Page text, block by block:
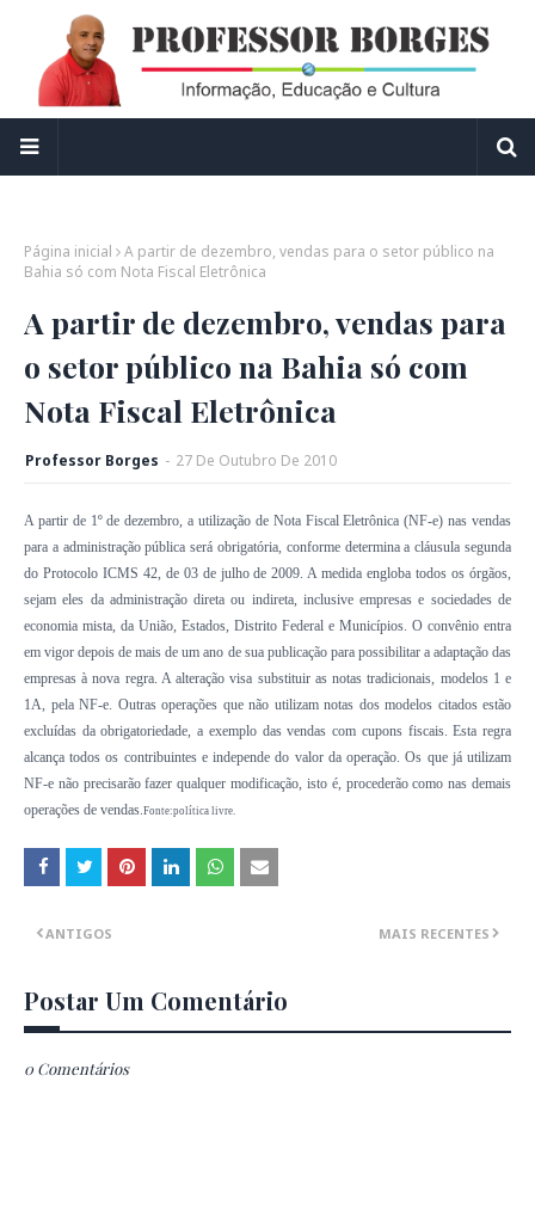
Página inicial
A partir de dezembro, vendas para o setor público na
Bahia só com Nota Fiscal Eletrônica
A partir de dezembro, vendas para
o setor público na Bahia só com
Nota Fiscal Eletrônica
Professor Borges - 27 De Outubro De 2010
A partir de 1º de dezembro, a utilização de Nota Fiscal Eletrônica (NF-e) nas vendas
para a administração pública será obrigatória, conforme determina a cláusula segunda
do Protocolo ICMS 42, de 03 de julho de 2009. A medida engloba todos os órgãos,
sejam eles da administração direta ou indireta, inclusive empresas e sociedades de
economia mista, da União, Estados, Distrito Federal e Municípios. O convênio entra
em vigor depois de mais de um ano de sua publicação para possibilitar a adaptação das
empresas à nova regra. A alteração visa substituir as notas tradicionais, modelos 1 e
1A, pela NF-e. Outras operações que não utilizam notas dos modelos citados estão
excluídas da obrigatoriedade, a exemplo das vendas com cupons fiscais. Esta regra
alcança todos os contribuintes e independe do valor da operação. Os que já utilizam
NF-e não precisarão fazer qualquer modificação, isto é, procederão como nas demais
operações de vendas.Fonte:política livre.
MAIS RECENTES
ANTIGOS
Postar Um Comentário
0 Comentários